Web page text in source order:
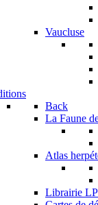
Vaucluse
Back
La Faune
Atlas
Librairie